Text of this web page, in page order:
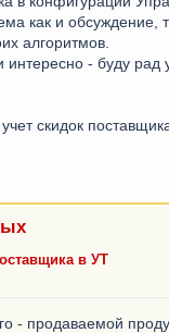
как и обсуждение,
алгоритмов.
- буду рад
учет скидок
в УТ
- продаваемой